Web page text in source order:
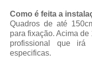
Como é feita a
Quadros de até
para fixação. Acima
profissional que irá
especificas.